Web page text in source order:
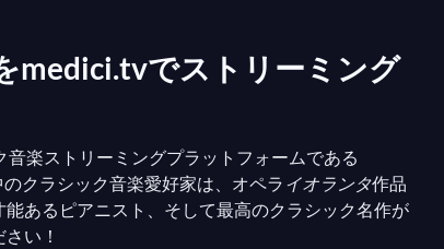
ることができる愛の力への賛歌となりま
香りは変わらない。」壮大な楽譜と深遠な
medici.tvでストリーミング
楽ストリーミングプラットフォームである
クラシック音楽愛好家は、オペラ イオランタ作品
あるピアニスト、そして最高のクラシック名作が
い！